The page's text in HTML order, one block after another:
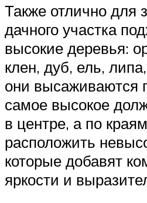
Также отлично для
дачного участка
высокие деревья:
клен, дуб, ель,
они высаживаются
самое высокое
в центре, а по
расположить
которые добавят
яркости и